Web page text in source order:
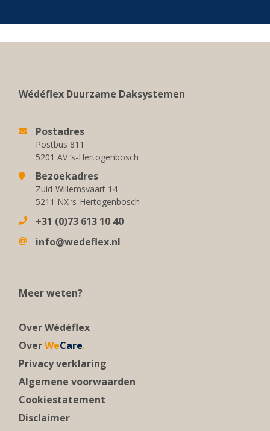
Wédéflex Duurzame Daksystemen
Postadres
Postbus 811
5201 AV ‘s-Hertogenbosch
Bezoekadres
Zuid-Willemsvaart 14
5211 NX ‘s-Hertogenbosch
+31 (0)73 613 10 40
info@wedeflex.nl
Meer weten?
Over Wédéflex
OverWeCare.
Privacy verklaring
Algemene voorwaarden
Cookiestatement
Disclaimer